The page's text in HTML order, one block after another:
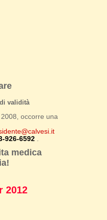
validità
occorre una
926-6592
medica
2012